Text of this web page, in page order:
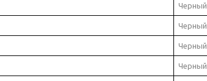
Черный
Черный
Черный
Черный